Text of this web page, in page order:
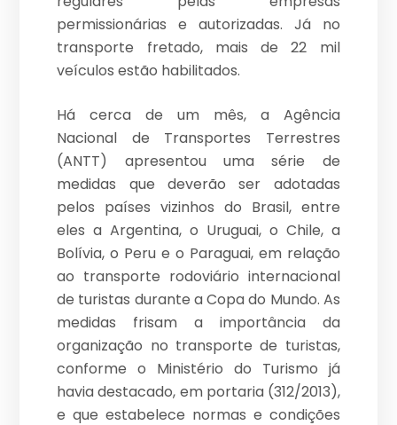
permissionárias e autorizadas. Já no
transporte fretado, mais de 22 mil
veículos estão habilitados.
Há cerca de um mês, a Agência
Nacional de Transportes Terrestres
(ANTT) apresentou uma série de
medidas que deverão ser adotadas
pelos países vizinhos do Brasil, entre
eles a Argentina, o Uruguai, o Chile, a
Bolívia, o Peru e o Paraguai, em relação
ao transporte rodoviário internacional
de turistas durante a Copa do Mundo. As
medidas frisam a importância da
organização no transporte de turistas,
conforme o Ministério do Turismo já
havia destacado, em portaria (312/2013),
e que estabelece normas e condições